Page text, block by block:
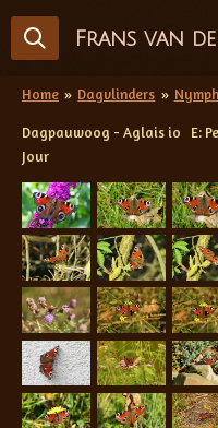
Ga
direct
deHome » Dagvlinders »
Dagpauwoog - Aglais io E:
Jour